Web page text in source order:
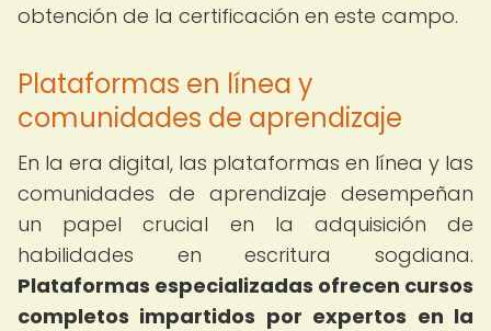
obtención de la certificación en este campo.
Plataformas en línea y
comunidades de aprendizaje
En la era digital, las plataformas en línea y las
comunidades de aprendizaje desempeñan
un papel crucial en la adquisición de
habilidades en escritura sogdiana.
Plataformas especializadas ofrecen cursos
completos impartidos por expertos en la